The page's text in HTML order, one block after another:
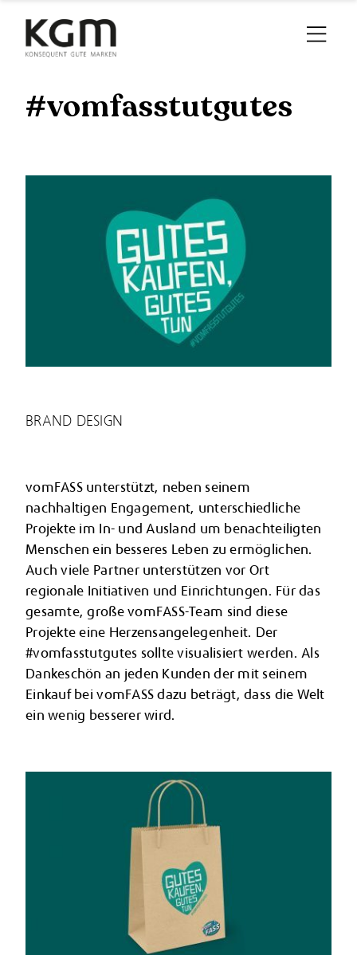
#vomfasstutgutes
BRAND DESIGN
vomFASS unterstützt, neben seinem
nachhaltigen Engagement, unterschiedliche
Projekte im In- und Ausland um benachteiligten
Menschen ein besseres Leben zu ermöglichen.
Auch viele Partner unterstützen vor Ort
regionale Initiativen und Einrichtungen. Für das
gesamte, große vomFASS-Team sind diese
Projekte eine Herzensangelegenheit. Der
#vomfasstutgutes sollte visualisiert werden. Als
Dankeschön an jeden Kunden der mit seinem
Einkauf bei vomFASS dazu beträgt, dass die Welt
ein wenig besserer wird.